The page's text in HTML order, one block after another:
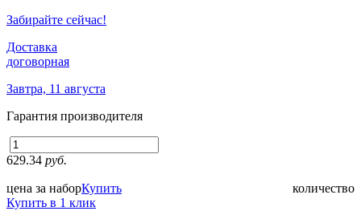
Забирайте сейчас!
Доставка
договорная
Завтра, 11 августа
Гарантия производителя
629.34 руб.
цена за набор количество
Купить
Купить в 1 клик